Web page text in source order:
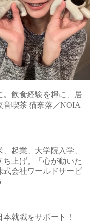
。飲食経験を糧に、居
音喫茶 猫奈落／NOIA
起業、大学院入学、
上げ。「心が動いた
式会社ワールドサービ
就職をサポート！